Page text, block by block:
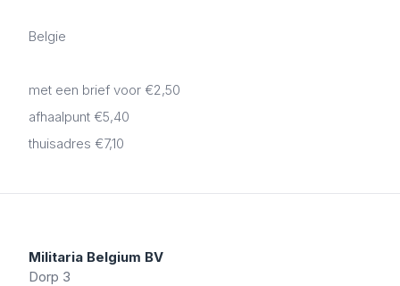
Belgie
met een brief voor €2,50
afhaalpunt €5,40
thuisadres €7,10
Militaria Belgium BV
Dorp 3